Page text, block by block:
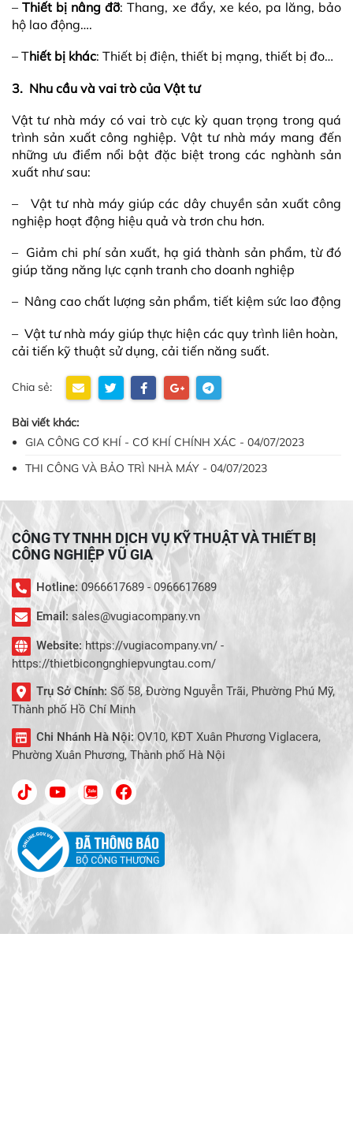
–Thiết bị nâng đỡ: Thang, xe đẩy, xe kéo, pa lăng, bảo
hộ lao động….
– Thiết bị khác: Thiết bị điện, thiết bị mạng, thiết bị đo…
3. Nhu cầu và vai trò của Vật tư
Vật tư nhà máy có vai trò cực kỳ quan trọng trong quá
trình sản xuất công nghiệp. Vật tư nhà máy mang đến
những ưu điểm nổi bật đặc biệt trong các nghành sản
xuất như sau:
– Vật tư nhà máy giúp các dây chuyền sản xuất công
nghiệp hoạt động hiệu quả và trơn chu hơn.
– Giảm chi phí sản xuất, hạ giá thành sản phẩm, từ đó
giúp tăng năng lực cạnh tranh cho doanh nghiệp
– Nâng cao chất lượng sản phẩm, tiết kiệm sức lao động
– Vật tư nhà máy giúp thực hiện các quy trình liên hoàn,
cải tiến kỹ thuật sử dụng, cải tiến năng suất.
Chia sẻ:
Bài viết khác:
GIA CÔNG CƠ KHÍ - CƠ KHÍ CHÍNH XÁC - 04/07/2023
THI CÔNG VÀ BẢO TRÌ NHÀ MÁY - 04/07/2023
CÔNG TY TNHH DỊCH VỤ KỸ THUẬT VÀ THIẾT BỊ
CÔNG NGHIỆP VŨ GIA
Hotline: 0966617689 - 0966617689
Email: sales@vugiacompany.vn
Website:https://vugiacompany.vn/ -
https://thietbicongnghiepvungtau.com/
Trụ Sở Chính: Số 58, Đường Nguyễn Trãi, Phường Phú Mỹ,
Thành phố Hồ Chí Minh
Chi Nhánh Hà Nội:OV10, KĐT Xuân Phương Viglacera,
Phường Xuân Phương, Thành phố Hà Nội